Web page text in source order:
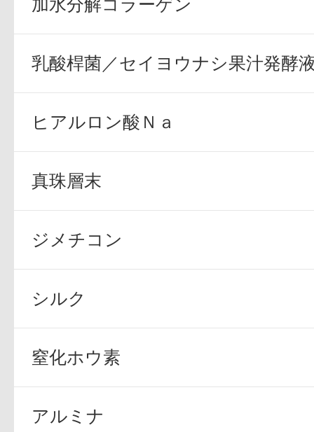
ファッション
ギフト
よくあるご質問
加水分解コラーゲン
乳酸桿菌／セイヨウナシ果汁発酵
ヒアルロン酸Ｎａ
真珠層末
ジメチコン
シルク
窒化ホウ素
アルミナ